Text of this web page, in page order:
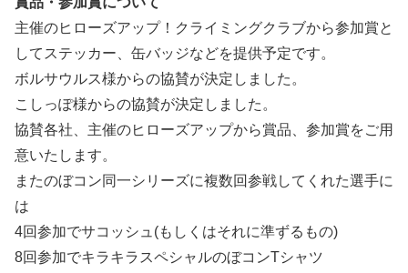
主催のヒローズアップ！クライミングクラブから参加賞と
してステッカー、缶バッジなどを提供予定です。
ボルサウルス様からの協賛が決定しました。
こしっぽ様からの協賛が決定しました。
協賛各社、主催のヒローズアップから賞品、参加賞をご用
意いたします。
またのぼコン同一シリーズに複数回参戦してくれた選手に
は
4回参加でサコッシュ(もしくはそれに準ずるもの)
8回参加でキラキラスペシャルのぼコンTシャツ